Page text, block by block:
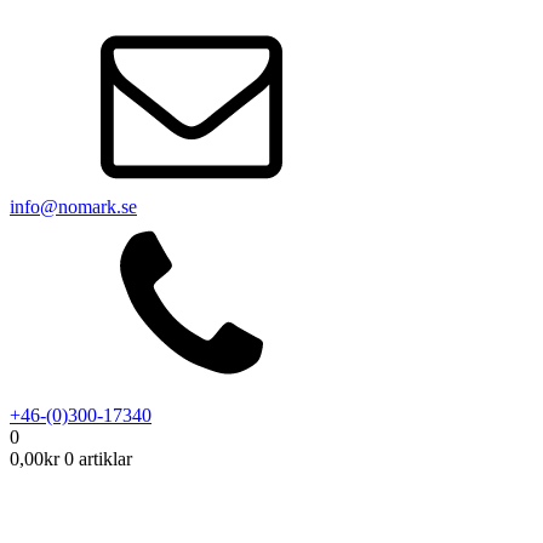
info@nomark.se
+46-(0)300-17340
0
0,00kr 0 artiklar